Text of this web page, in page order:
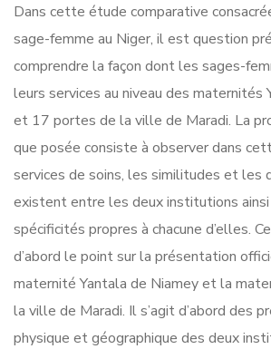
Dans cette étude comparative
sage-femme au Niger, il est question
comprendre la façon dont les sages-
leurs services au niveau des maternités
et 17 portes de la ville de Maradi. La
que posée consiste à observer dans
services de soins, les similitudes et les
existent entre les deux institutions
spécificités propres à chacune d’elles.
d’abord le point sur la présentation
maternité Yantala de Niamey et la
la ville de Maradi. Il s’agit d’abord des
physique et géographique des deux